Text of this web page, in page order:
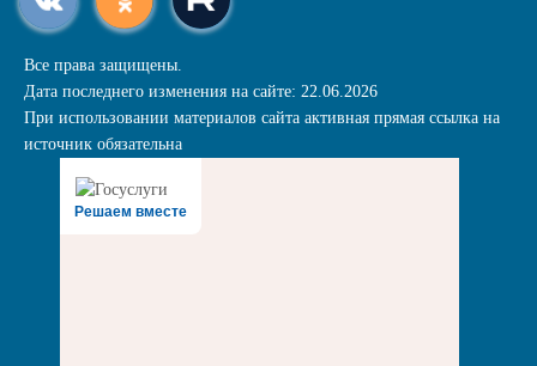
Все права защищены.
Дата последнего изменения на сайте: 22.06.2026
При использовании материалов сайта активная прямая ссылка на
источник обязательна
Решаем вместе